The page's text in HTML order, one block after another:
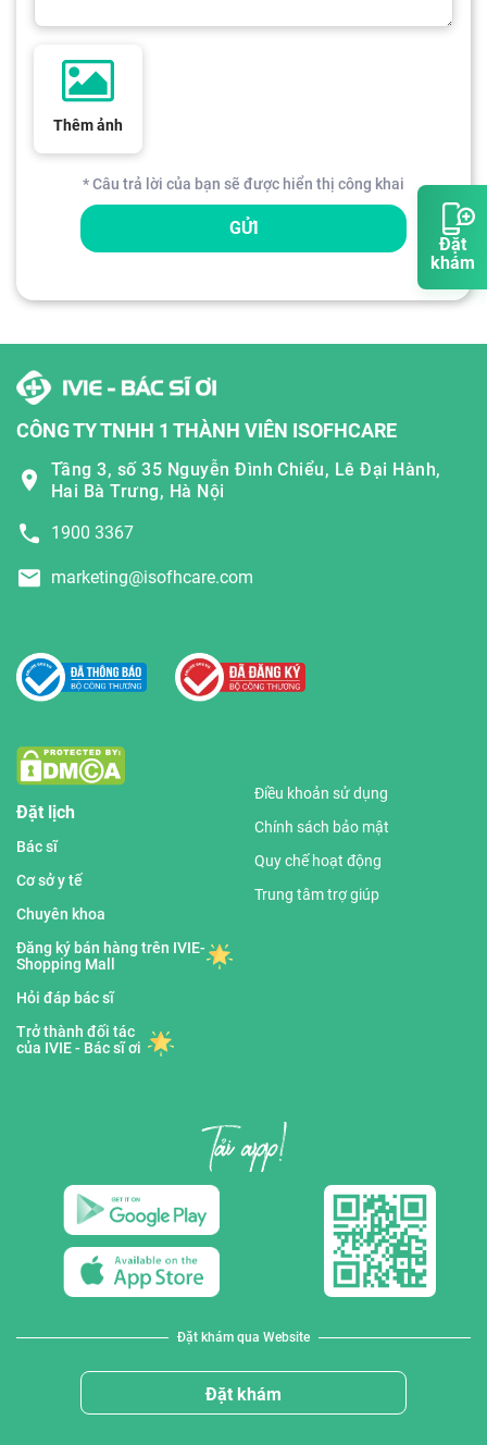
Đặt
khám
Thêm ảnh
* Câu trả lời của bạn sẽ được hiển thị công khai
GỬI
CÔNG TY TNHH 1 THÀNH VIÊN ISOFHCARE
Tầng 3, số 35 Nguyễn Đình Chiểu, Lê Đại Hành,
Hai Bà Trưng, Hà Nội
1900 3367
marketing@isofhcare.com
Đặt lịch
Bác sĩ
Cơ sở y tế
Chuyên khoa
Đăng ký bán hàng trên IVIE-
Shopping Mall
Hỏi đáp bác sĩ
Trở thành đối tác
của IVIE - Bác sĩ ơi
Điều khoản sử dụng
Chính sách bảo mật
Quy chế hoạt động
Trung tâm trợ giúp
Đặt khám qua Website
Đặt khám